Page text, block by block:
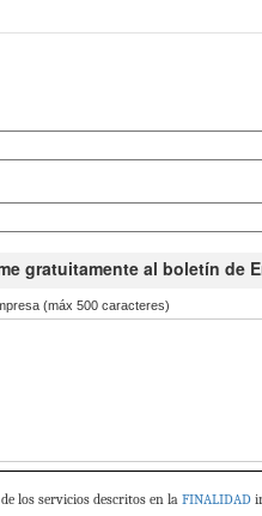
gratuitamente al boletín de
(máx 500 caracteres)
los servicios descritos en la FINALIDAD